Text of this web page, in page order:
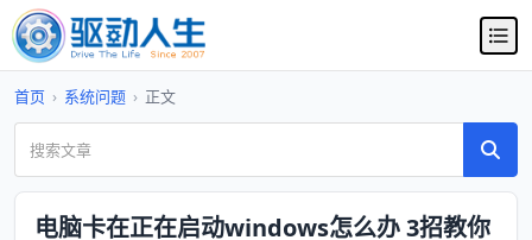
首页 › 系统问题 › 正文
电脑卡在正在启动windows怎么办 3招教你